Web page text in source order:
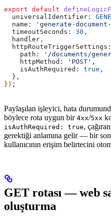
export default
  universalIdentifier:
  name:
'generate-
  timeoutSeconds:
30 ,
  handler
,
  httpRouteTriggerSettings:
    path:
'/documents/
    httpMethod:
'POST' ,
    isAuthRequired:
true ,
  }
,
}) ;
Paylaşılan işleyici, hata
böylece rota uygun bir 4xx/5xx
isAuthRequired: true,
gerektiği anlamına gelir — bir
kullanıcının erişim belirtecini
GET rotası — web
oluşturma